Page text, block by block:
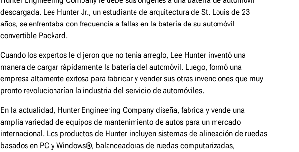
descargada. Lee Hunter Jr., un estudiante de arquitectura de St. Louis de 23
años, se enfrentaba con frecuencia a fallas en la batería de su automóvil
convertible Packard.
Cuando los expertos le dijeron que no tenía arreglo, Lee Hunter inventó una
manera de cargar rápidamente la batería del automóvil. Luego, formó una
empresa altamente exitosa para fabricar y vender sus otras invenciones que muy
pronto revolucionarían la industria del servicio de automóviles.
En la actualidad, Hunter Engineering Company diseña, fabrica y vende una
amplia variedad de equipos de mantenimiento de autos para un mercado
internacional. Los productos de Hunter incluyen sistemas de alineación de ruedas
basados en PC y Windows®, balanceadoras de ruedas computarizadas,